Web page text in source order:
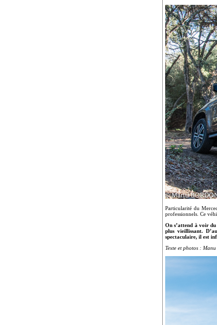
Particularité du
professionnels. Ce
On s’attend à voir
plus vieillissant.
spectaculaire, il est
Texte et photos :